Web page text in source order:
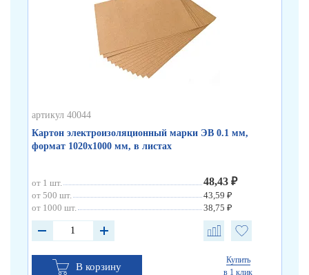
артикул 40044
Картон электроизоляционный марки ЭВ 0.1 мм,
формат 1020х1000 мм, в листах
от 1 шт. 48,43 ₽
от 500 шт.
43,59 ₽
от 1000 шт.
38,75 ₽
В корзину
Купить
в 1 клик